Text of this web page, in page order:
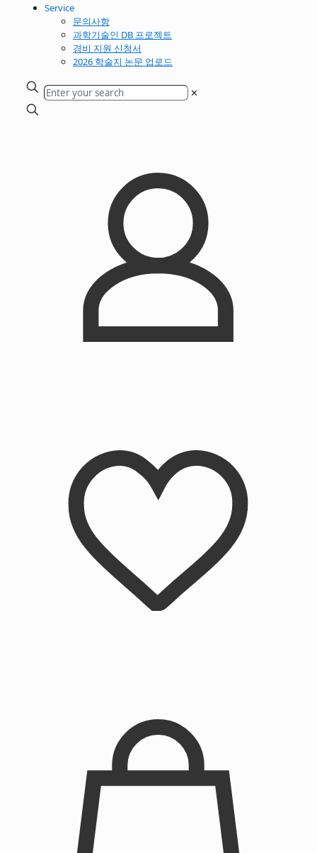
Service
문의사항
과학기술인 DB 프로젝트
경비 지원 신청서
2026 학술지 논문 업로드
✕